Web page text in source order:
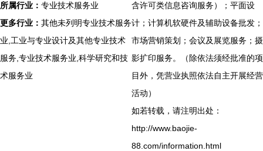
所属行业： 专业技术服务业
更多行业： 其他未列明专业技术服务
业,工业与专业设计及其他专业技术
服务,专业技术服务业,科学研究和技
术服务业
含许可类信息咨询服务）；平面设
计；计算机软硬件及辅助设备批发；
市场营销策划；会议及展览服务；摄
影扩印服务。（除依法须经批准的项
目外，凭营业执照依法自主开展经营
活动）
如若转载，请注明出处：
http://www.baojie-
88.com/information.html